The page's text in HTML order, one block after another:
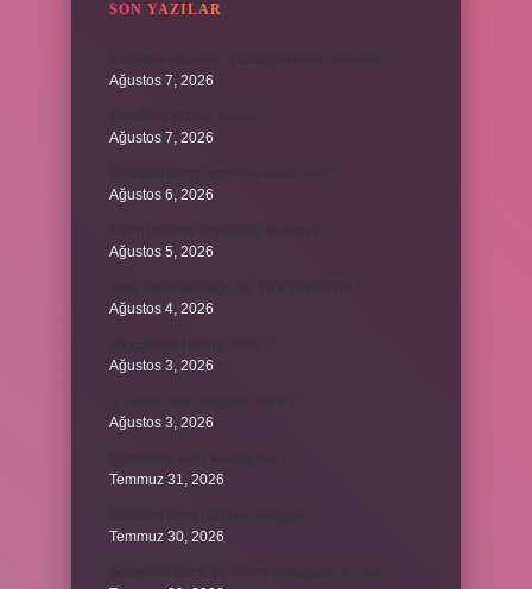
SON YAZILAR
Ağustos 7, 2026
Ağustos 7, 2026
Ağustos 6, 2026
Ağustos 5, 2026
Ağustos 4, 2026
Ağustos 3, 2026
Ağustos 3, 2026
Temmuz 31, 2026
Temmuz 30, 2026